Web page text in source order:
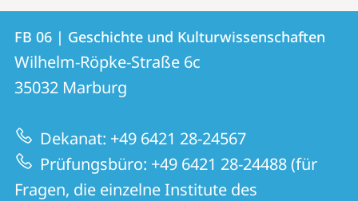
Kontakt
und
Informationen
zur
Website
Kontaktinformationen
FB
06
|
Geschichte
und
Kulturwissenschaften
FB 06 | Geschichte und Kulturwissenschaften
Wilhelm-Röpke-Straße 6c
35032 Marburg
Dekanat: +49 6421 28-24567
Prüfungsbüro: +49 6421 28-24488 (für
Fragen, die einzelne Institute des